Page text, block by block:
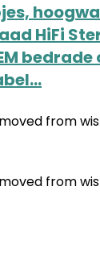
HiFi
from
from